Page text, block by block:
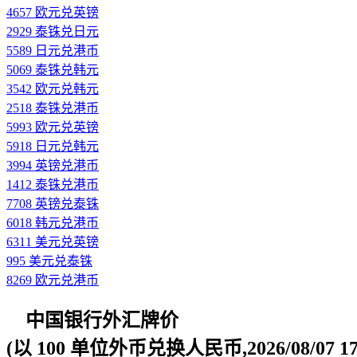
4657 欧元兑英镑
2929 泰铢兑日元
5589 日元兑港币
5069 泰铢兑韩元
3542 欧元兑韩元
2518 泰铢兑港币
5993 欧元兑英镑
5918 日元兑韩元
3994 英镑兑港币
1412 泰铢兑港币
7708 英镑兑泰铢
6018 韩元兑港币
6311 美元兑英镑
995 美元兑泰铢
8269 欧元兑港币
中国银行外汇牌价
(以 100 单位外币兑换人民币,2026/08/07